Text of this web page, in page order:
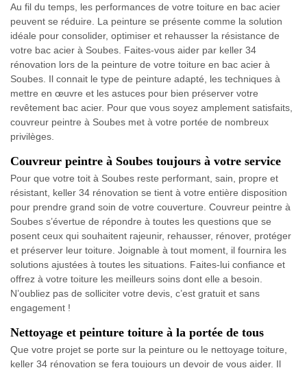
Au fil du temps, les performances de votre toiture en bac acier
peuvent se réduire. La peinture se présente comme la solution
idéale pour consolider, optimiser et rehausser la résistance de
votre bac acier à Soubes. Faites-vous aider par keller 34
rénovation lors de la peinture de votre toiture en bac acier à
Soubes. Il connait le type de peinture adapté, les techniques à
mettre en œuvre et les astuces pour bien préserver votre
revêtement bac acier. Pour que vous soyez amplement satisfaits,
couvreur peintre à Soubes met à votre portée de nombreux
privilèges.
Couvreur peintre à Soubes toujours à votre service
Pour que votre toit à Soubes reste performant, sain, propre et
résistant, keller 34 rénovation se tient à votre entière disposition
pour prendre grand soin de votre couverture. Couvreur peintre à
Soubes s’évertue de répondre à toutes les questions que se
posent ceux qui souhaitent rajeunir, rehausser, rénover, protéger
et préserver leur toiture. Joignable à tout moment, il fournira les
solutions ajustées à toutes les situations. Faites-lui confiance et
offrez à votre toiture les meilleurs soins dont elle a besoin.
N’oubliez pas de solliciter votre devis, c’est gratuit et sans
engagement !
Nettoyage et peinture toiture à la portée de tous
Que votre projet se porte sur la peinture ou le nettoyage toiture,
keller 34 rénovation se fera toujours un devoir de vous aider. Il